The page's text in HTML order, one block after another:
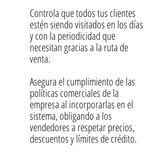
Controla que todos tus clientes
estén siendo visitados en los días
y con la periodicidad que
necesitan gracias a la ruta de
venta.
Asegura el cumplimiento de las
políticas comerciales de la
empresa al incorporarlas en el
sistema, obligando a los
vendedores a respetar precios,
descuentos y límites de crédito.